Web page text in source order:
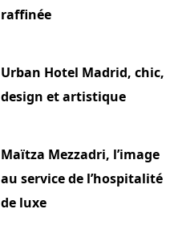
raffinée
Urban Hotel Madrid, chic,
design et artistique
Maïtza Mezzadri, l’image
au service de l’hospitalité
de luxe